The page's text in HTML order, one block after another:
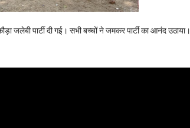
जलेबी पार्टी दी गई। सभी बच्चों ने जमकर पार्टी का आनंद उठाया।